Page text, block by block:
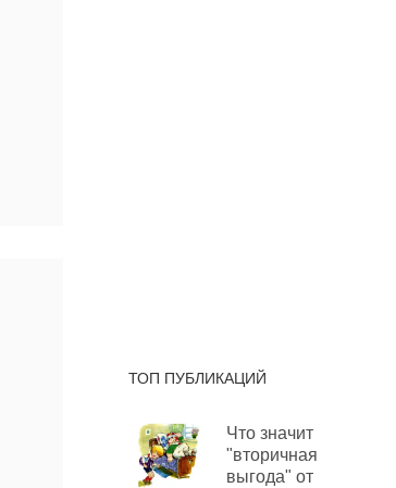
ТОП ПУБЛИКАЦИЙ
Что значит
"вторичная
выгода" от